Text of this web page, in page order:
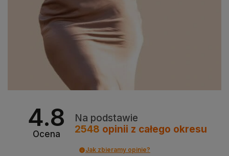
4.8
Ocena
Na podstawie
2548 opinii z całego okresu
Jak zbieramy opinie?